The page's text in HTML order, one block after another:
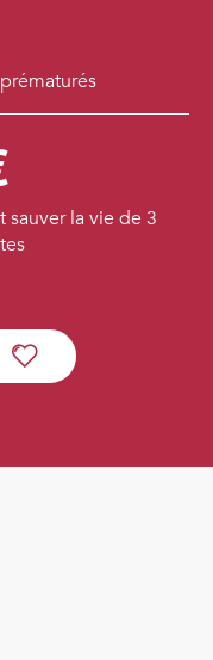
sauver la vie de 3